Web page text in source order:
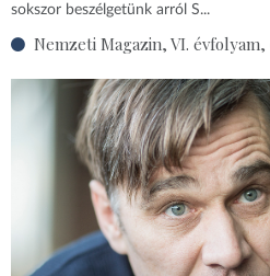
sokszor beszélgetünk arról S...
Nemzeti Magazin, VI. évfolyam,